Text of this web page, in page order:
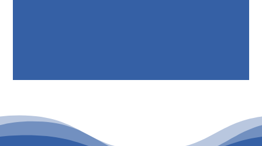
PATROCINIO CULTURAL